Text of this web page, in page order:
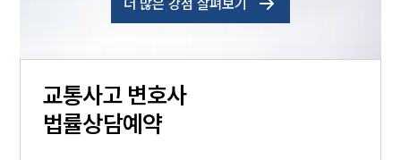
더 많은 강점 살펴보기
교통사고변호사
법률상담예약